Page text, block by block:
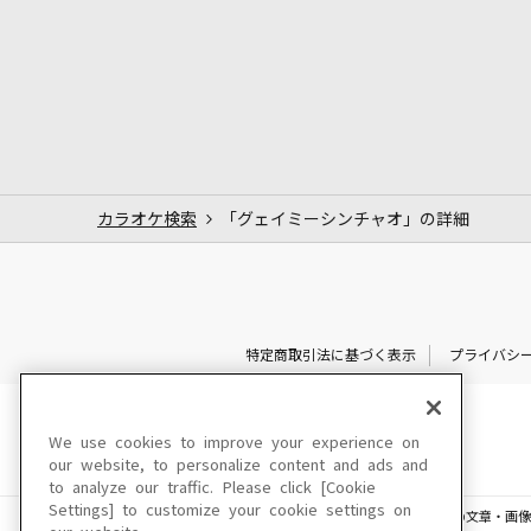
カラオケ検索 「グェイミーシンチャオ」の詳細
特定商取引法に基づく表示 プライバシ
このサイトに掲載されている一切の文章・画
We use cookies to improve your experience on
our website, to personalize content and ads and
to analyze our traffic. Please click [Cookie
Settings] to customize your cookie settings on